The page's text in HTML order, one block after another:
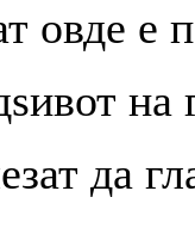
овде
на
да